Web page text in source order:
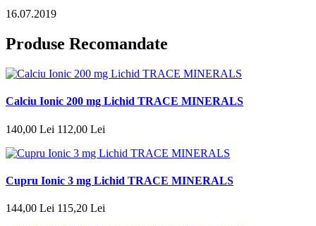
16.07.2019
Produse Recomandate
Calciu Ionic 200 mg Lichid TRACE MINERALS
140,00 Lei 112,00 Lei
Cupru Ionic 3 mg Lichid TRACE MINERALS
144,00 Lei 115,20 Lei